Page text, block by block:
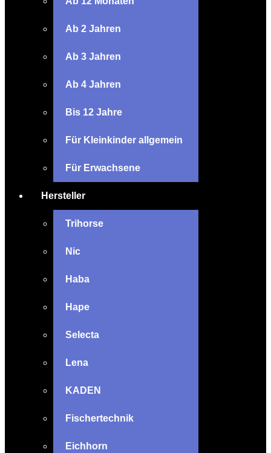
Ab 2 Jahren
Ab 3 Jahren
Ab 4 Jahren
Bis 12 Jahre
Für Kleinkinder allgemein
Für Erwachsene
Hersteller
Trihorse
Nic
Haba
Hape
Selecta
Lena
KADEN
Fischertechnik
Eichhorn